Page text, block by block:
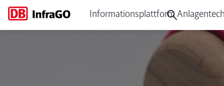
TM 2024-06 I.IPM
Informationsplattform